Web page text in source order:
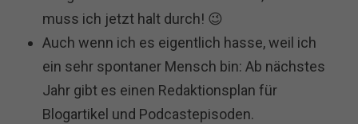
muss ich jetzt halt durch! 😉
Auch wenn ich es eigentlich hasse, weil ich
ein sehr spontaner Mensch bin: Ab nächstes
Jahr gibt es einen Redaktionsplan für
Blogartikel und Podcastepisoden.